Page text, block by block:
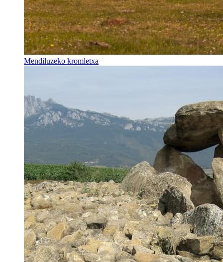
Mendiluzeko kromletxa